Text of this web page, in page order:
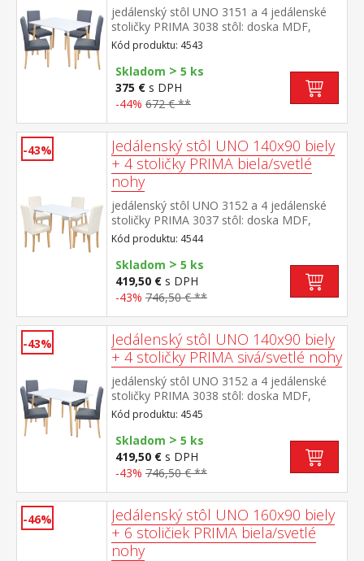
jedálenský stôl UNO 3151 a 4 jedálenské
stoličky PRIMA 3038 stôl: doska MDF,
farebné prevedenie biela kovová
konštrukcia, farebné prevedenie
biela okrúhle nohy, materiál masív
buk stolička: textilný poťah,
farebné prevedenie sivá nohy masív číry lak,
× 80 × 74 cm rozmer stoličky (š/h/v) 45 × 55
× 90 cm
Kód produktu: 4543
Skladom > 5 ks
375 € s DPH
-44% 672 € **
-43%
Jedálenský stôl UNO 140x90 biely
+ 4 stoličky PRIMA biela/svetlé
nohy
jedálenský stôl UNO 3152 a 4 jedálenské
stoličky PRIMA 3037 stôl: doska MDF,
farebné prevedenie biela kovová
konštrukcia, farebné prevedenie
biela okrúhle nohy, materiál masív
buk stolička: poťah koža – imitácia, farebné
prevedenie biela nohy masív číry lak, výška
sedu 47 cm rozmer stola (š/h/v) 140 × 90 ×
74 cm rozmer stoličky (š/h/v) 45 × 55 × 90
cm
Kód produktu: 4544
Skladom > 5 ks
419,50 € s DPH
-43% 746,50 € **
-43%
Jedálenský stôl UNO 140x90 biely
+ 4 stoličky PRIMA sivá/svetlé nohy
jedálenský stôl UNO 3152 a 4 jedálenské
stoličky PRIMA 3038 stôl: doska MDF,
farebné prevedenie biela kovová
konštrukcia, farebné prevedenie
biela okrúhle nohy, materiál masív
buk stolička: textilný poťah,
farebné prevedenie sivá nohy masív číry lak,
výška sedu 47 cm rozmer stola (š/h/v) 140
× 90 × 74 cm rozmer stoličky (š/h/v) 45 × 55
× 90 cm
Kód produktu: 4545
Skladom > 5 ks
419,50 € s DPH
-43% 746,50 € **
-46%
Jedálenský stôl UNO 160x90 biely
+ 6 stoličiek PRIMA biela/svetlé
nohy